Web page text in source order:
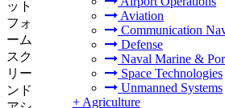
Aviation
Communication
Defense
Naval Marine &
Space Technologies
Unmanned Systems
+ Agriculture
ット
フォ
ーム
スク
リー
ンド